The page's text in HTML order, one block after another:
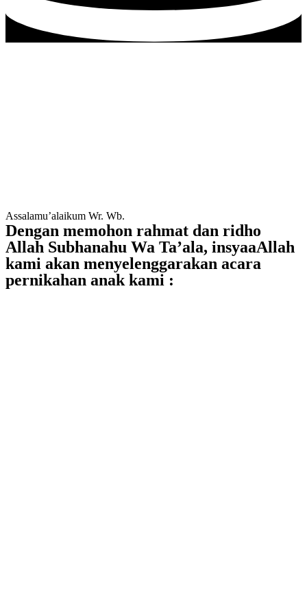
Assalamu’alaikum Wr. Wb.
Dengan memohon rahmat dan ridho
Allah Subhanahu Wa Ta’ala, insyaaAllah
kami akan menyelenggarakan acara
pernikahan anak kami :